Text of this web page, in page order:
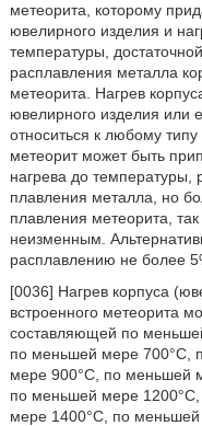
метеорита, которому
ювелирного изделия и
температуры,
расплавления металла
метеорита. Нагрев
ювелирного изделия или
относиться к любому
метеорит может быть
нагрева до
плавления металла, но
плавления метеорита,
неизменным.
расплавлению не более
[0036] Нагрев корпуса
встроенного метеорита
составляющей по
по меньшей мере 700°С,
мере 900°С, по меньшей
по меньшей мере
мере 1400°С, по